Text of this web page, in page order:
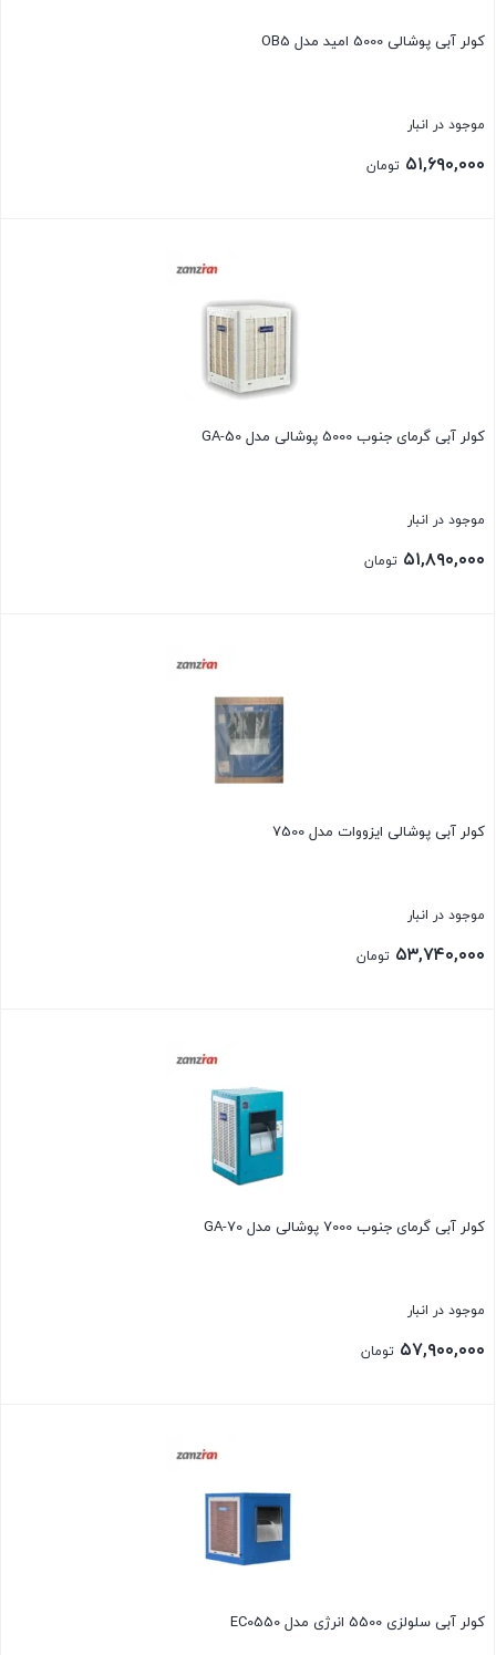
کولر آبی پوشالی 5000 امید مدل OB5
موجود در انبار
۵۱,۶۹۰,۰۰۰ تومان
کولر آبی گرمای جنوب 5000 پوشالی مدل GA-50
موجود در انبار
۵۱,۸۹۰,۰۰۰ تومان
کولر آبی پوشالی ايزووات مدل 7500
موجود در انبار
۵۳,۷۴۰,۰۰۰ تومان
کولر آبی گرمای جنوب 7000 پوشالی مدل GA-70
موجود در انبار
۵۷,۹۰۰,۰۰۰ تومان
کولر آبی سلولزی 5500 انرژی مدل EC0550